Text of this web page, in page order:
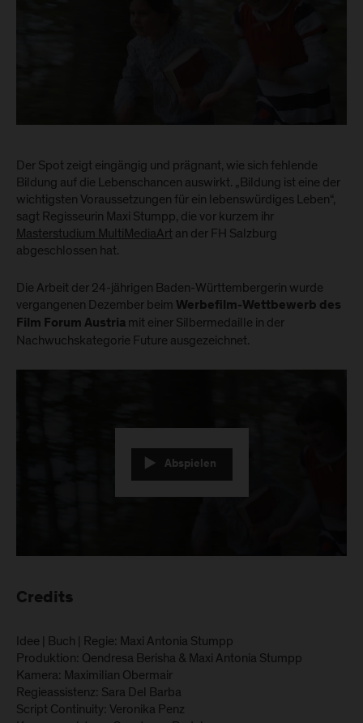
Der Spot zeigt eingängig und prägnant, wie sich fehlende
Bildung auf die Lebenschancen auswirkt. „Bildung ist eine der
wichtigsten Voraussetzungen für ein lebenswürdiges Leben“,
sagt Regisseurin Maxi Stumpp, die vor kurzem ihr
Masterstudium MultiMediaArt an der FH Salzburg
abgeschlossen hat.
Die Arbeit der 24-jährigen Baden-Württembergerin wurde
vergangenen Dezember beim Werbefilm-Wettbewerb des
Film Forum Austria mit einer Silbermedaille in der
Nachwuchskategorie Future ausgezeichnet.
Abspielen
Credits
Idee | Buch | Regie: Maxi Antonia Stumpp
Produktion: Qendresa Berisha & Maxi Antonia Stumpp
Kamera: Maximilian Obermair
Regieassistenz: Sara Del Barba
Script Continuity: Veronika Penz